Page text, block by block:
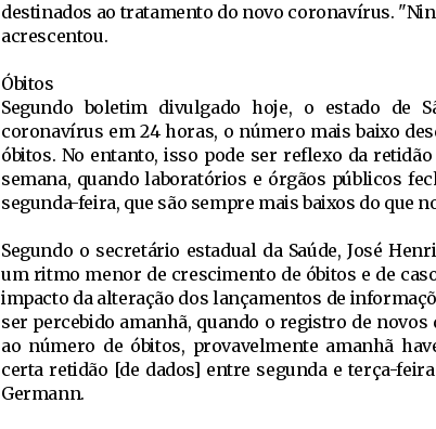
destinados ao tratamento do novo coronavírus.
acrescentou.
Óbitos
Segundo boletim divulgado hoje, o estado de
coronavírus em 24 horas, o número mais baixo
óbitos. No entanto, isso pode ser reflexo da
semana, quando laboratórios e órgãos públicos
segunda-feira, que são sempre mais baixos do que
Segundo o secretário estadual da Saúde, José
um ritmo menor de crescimento de óbitos e de
impacto da alteração dos lançamentos de
ser percebido amanhã, quando o registro de
ao número de óbitos, provavelmente amanhã
certa retidão [de dados] entre segunda e terça-
Germann.